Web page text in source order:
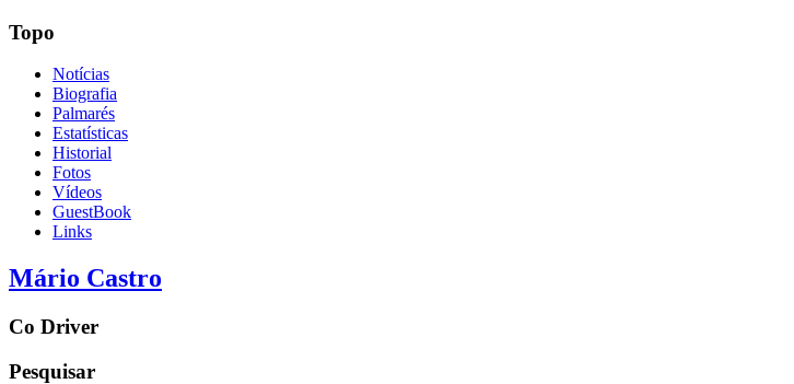
Topo
Notícias
Biografia
Palmarés
Estatísticas
Historial
Fotos
Vídeos
GuestBook
Links
Mário Castro
Co Driver
Pesquisar